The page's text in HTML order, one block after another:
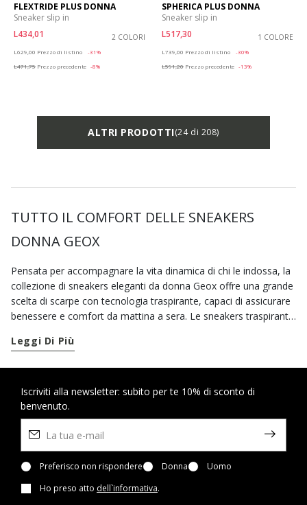
FLEXTRIDE PLUS DONNA
Sneaker slip in
L434,01
2 COLORI
L629,00 Prezzo di listino
-31%
L471,75 Prezzo precedente -8%
SPHERICA PLUS DONNA
Sneaker slip in
L517,30
1 COLORE
L739,00 Prezzo di listino
-30%
L591,20 Prezzo precedente -13%
ALTRI PRODOTTI(24 di 208)
TUTTO IL COMFORT DELLE SNEAKERS
DONNA GEOX
Pensata per accompagnare la vita dinamica di chi le indossa, la
collezione di sneakers eleganti da donna Geox offre una grande
scelta di scarpe con tecnologia traspirante, capaci di assicurare
benessere e comfort da mattina a sera. Le sneakers traspiranti
stagione puoi scegliere tra modelli di scarpe sportive donna dal
protezione e stile. Per destreggiarti tra un impegno e l’altro in
giro per la città, puoi contare, inoltre, su una vasta gamma di
scarpe comode dall'attitudine active o in stile urban. Quando le
previsioni meteo non sono delle migliori, indossa le
tecnologiche sneakers waterproof, per piedi asciutti in ogni
condizione meteo. Nella nostra collezione di scarpe di
ispirazione sportiva si concentra il meglio dell'innovazione Geox.
Leggere e flessibili, le sneakers della linea
Leggi Di Più
Iscriviti alla newsletter: subito per te 10% di sconto di
benvenuto.
Preferisco non rispondere Donna
Uomo
Ho preso atto dell`informativa.